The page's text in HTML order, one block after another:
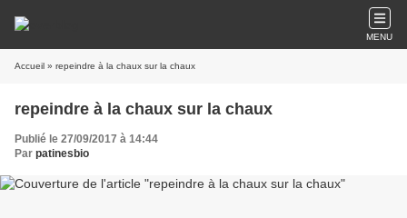
MENU
Accueil » repeindre à la chaux sur la chaux
repeindre à la chaux sur la chaux
Publié le 27/09/2017 à 14:44
Par patinesbio